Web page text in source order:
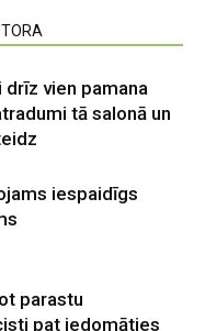
vien pamana
tā salonā un
iespaidīgs
parastu
pat iedomāties